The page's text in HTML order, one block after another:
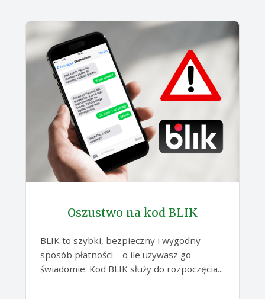
Oszustwo na kod BLIK
BLIK to szybki, bezpieczny i wygodny
sposób płatności – o ile używasz go
świadomie. Kod BLIK służy do rozpoczęcia...